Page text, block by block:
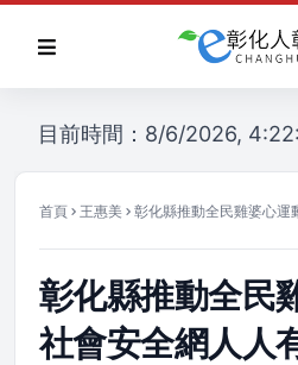
目前時間：8/6/2026,
首頁 王惠美 彰化縣推動全民雞婆心
彰化縣推動全民
社會安全網人人